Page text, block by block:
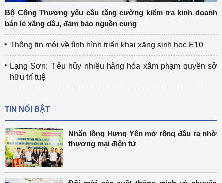
Bộ Công Thương yêu cầu tăng cường kiểm tra kinh doanh
bán lẻ xăng dầu, đảm bảo nguồn cung
Thông tin mới về tình hình triển khai xăng sinh học E10
Lạng Sơn: Tiêu hủy nhiều hàng hóa xâm phạm quyền sở
hữu trí tuệ
TIN NỔI BẬT
Nhãn lồng Hưng Yên mở rộng đầu ra nhờ
thương mại điện tử